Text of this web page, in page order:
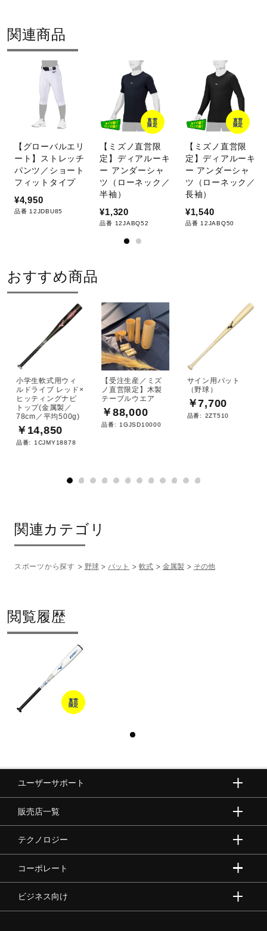
関連商品
【グローバルエリ
ート】ストレッチ
パンツ／ショート
フィットタイプ
¥4,950
品番 12JDBU85
直営
限定
【ミズノ直営限
定】ディアルーキ
ー アンダーシャ
ツ（ローネック／
半袖）
¥1,320
品番 12JABQ52
直営
限定
【ミズノ直営限
定】ディアルーキ
ー アンダーシャ
ツ（ローネック／
長袖）
¥1,540
品番 12JABQ50
おすすめ商品
小学生軟式用ウィ
ルドライブ レッド×
ヒッティングナビ
トップ(金属製／
78cm／平均500g)
￥14,850
品番: 1CJMY18878
【受注生産／ミズ
ノ直営限定】木製
テーブルウエア
￥88,000
品番: 1GJSD10000
サイン用バット
（野球）
￥7,700
品番: 2ZT510
関連カテゴリ
スポーツから探す 野球 バット 軟式 金属製 その他
閲覧履歴
直営
限定
ユーザーサポート
販売店一覧
テクノロジー
コーポレート
ビジネス向け